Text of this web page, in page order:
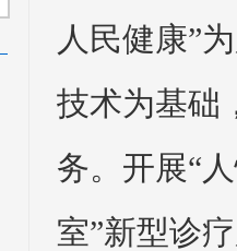
人民健康”
技术为基础
务。开展“
室”新型诊